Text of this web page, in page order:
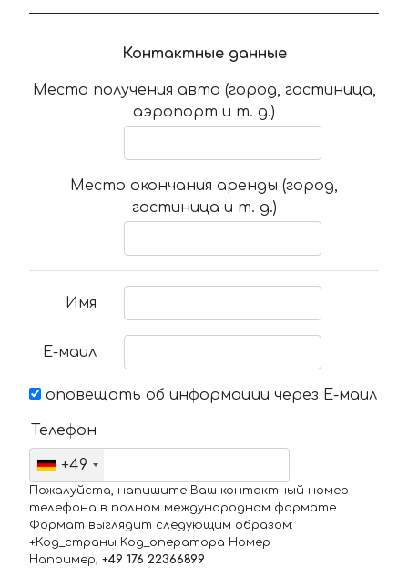
Контактные данные
Место получения авто (город, гостиница,
аэропорт и т. д.)
Место окончания аренды (город,
гостиница и т. д.)
Имя
Е-маил
оповещать об информации через Е-маил
Телефон
+49
Пожалуйста, напишите Ваш контактный номер
телефона в полном международном формате.
Формат выглядит следующим образом:
+Код_страны Код_оператора Номер
Например, +49 176 22366899